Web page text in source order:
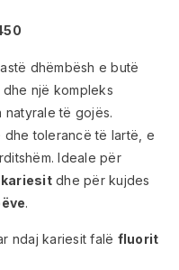
dhëmbësh e butë
dhe një kompleks
natyrale të gojës.
dhe tolerancë të lartë, e
Ideale për
kariesitdhe për kujdes
.
ndaj kariesit falë fluorit